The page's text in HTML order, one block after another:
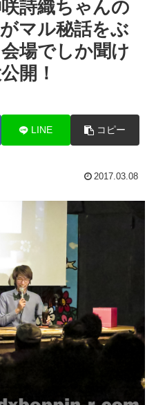
詩織ちゃんの
マル秘話をぶ
場でしか聞け
開！
LINE コピー
2017.03.08